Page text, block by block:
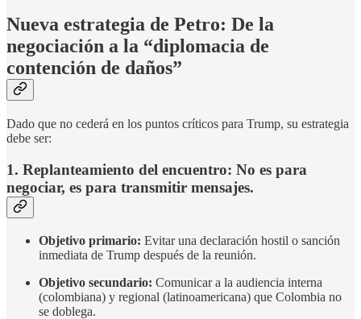
Nueva estrategia de Petro: De la
negociación a la “diplomacia de
contención de daños”
Dado que no cederá en los puntos críticos para Trump, su estrategia
debe ser:
1. Replanteamiento del encuentro: No es para
negociar, es para transmitir mensajes.
Objetivo primario: Evitar una declaración hostil o sanción
inmediata de Trump después de la reunión.
Objetivo secundario: Comunicar a la audiencia interna
(colombiana) y regional (latinoamericana) que Colombia no
se doblega.